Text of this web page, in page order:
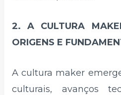
2. A CULTURA
ORIGENS E
A cultura maker
culturais, avanços